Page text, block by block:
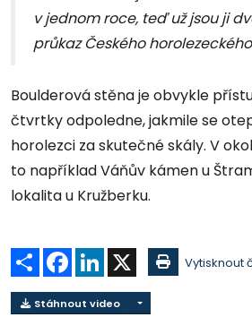
v jednom roce, teď už jsou ji
průkaz Českého horolezeckého
Boulderová stěna je obvykle
čtvrtky odpoledne, jakmile se
horolezci za skutečné skály. V
to například Váňův kámen u
lokalita u Kružberku.
Sdílet Facebook
LinkedIn Vytisknout
Stáhnout video